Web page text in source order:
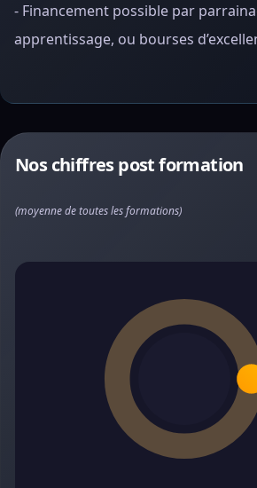
- Financement possible par
apprentissage, ou bourses
Nos chiffres post formation
(moyenne de toutes les formations)